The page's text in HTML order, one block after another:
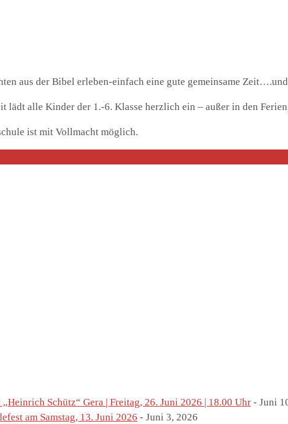
aus der Bibel erleben-einfach eine gute gemeinsame
lädt alle Kinder der 1.-6. Klasse herzlich ein – außer in den
ist mit Vollmacht möglich.
Schütz“ Gera | Freitag, 26. Juni 2026 | 18.00 Uhr - Juni
am Samstag, 13. Juni 2026 - Juni 3, 2026